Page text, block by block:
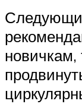
новичкам,